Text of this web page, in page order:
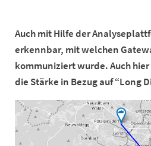
Auch mit Hilfe der
erkennbar, mit welchen
kommuniziert wurde. Auch
die Stärke in Bezug auf “Long